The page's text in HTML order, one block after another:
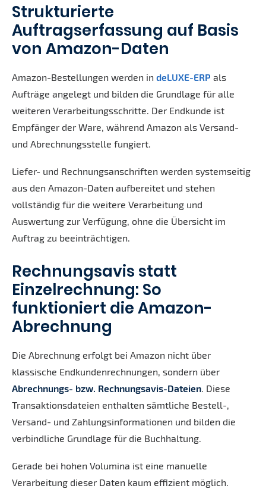
Strukturierte
Auftragserfassung auf Basis
von Amazon-Daten
Amazon-Bestellungen werden in deLUXE-ERP als
Aufträge angelegt und bilden die Grundlage für alle
weiteren Verarbeitungsschritte. Der Endkunde ist
Empfänger der Ware, während Amazon als Versand-
und Abrechnungsstelle fungiert.
Liefer- und Rechnungsanschriften werden systemseitig
aus den Amazon-Daten aufbereitet und stehen
vollständig für die weitere Verarbeitung und
Auswertung zur Verfügung, ohne die Übersicht im
Auftrag zu beeinträchtigen.
Rechnungsavis statt
Einzelrechnung: So
funktioniert die Amazon-
Abrechnung
Die Abrechnung erfolgt bei Amazon nicht über
klassische Endkundenrechnungen, sondern über
Abrechnungs- bzw. Rechnungsavis-Dateien. Diese
Transaktionsdateien enthalten sämtliche Bestell-,
Versand- und Zahlungsinformationen und bilden die
verbindliche Grundlage für die Buchhaltung.
Gerade bei hohen Volumina ist eine manuelle
Verarbeitung dieser Daten kaum effizient möglich.